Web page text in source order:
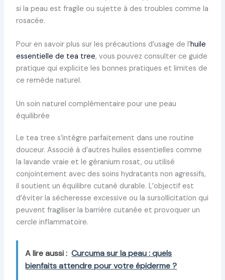
si la peau est fragile ou sujette à des troubles comme la
rosacée.
Pour en savoir plus sur les précautions d’usage de l’huile
essentielle de tea tree, vous pouvez consulter ce guide
pratique qui explicite les bonnes pratiques et limites de
ce remède naturel.
Un soin naturel complémentaire pour une peau
équilibrée
Le tea tree s’intègre parfaitement dans une routine
douceur. Associé à d’autres huiles essentielles comme
la lavande vraie et le géranium rosat, ou utilisé
conjointement avec des soins hydratants non agressifs,
il soutient un équilibre cutané durable. L’objectif est
d’éviter la sécheresse excessive ou la sursollicitation qui
peuvent fragiliser la barrière cutanée et provoquer un
cercle inflammatoire.
A lire aussi : Curcuma sur la peau : quels
bienfaits attendre pour votre épiderme ?